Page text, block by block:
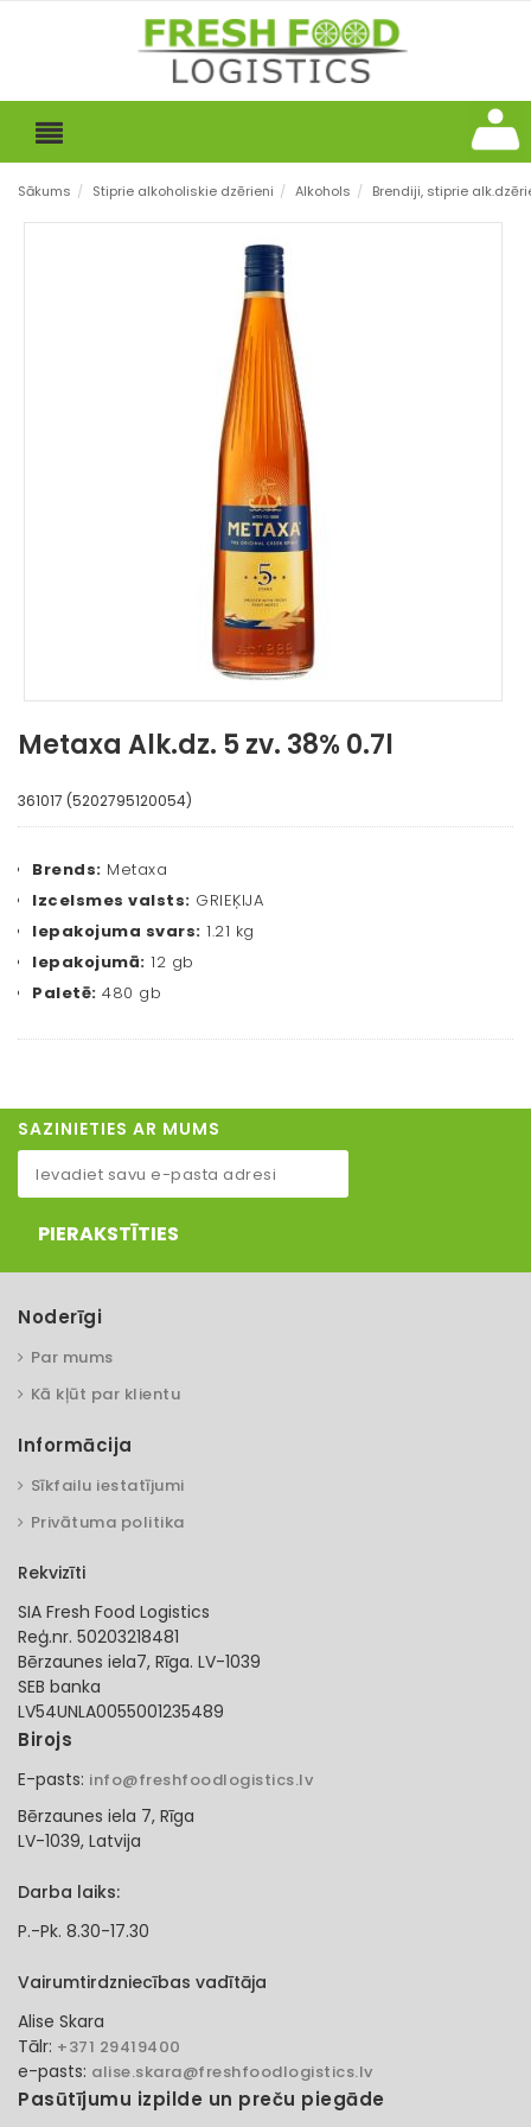
Sākums / Stiprie alkoholiskie dzērieni / Alkohols / Brendiji, stiprie
Metaxa Alk.dz. 5 zv. 38% 0.7l
361017 (5202795120054)
Brends: Metaxa
Izcelsmes valsts: GRIEĶIJA
Iepakojuma svars: 1.21 kg
Iepakojumā: 12 gb
Paletē: 480 gb
SAZINIETIES AR MUMS
PIERAKSTĪTIES
Noderīgi
Par mums
Kā kļūt par klientu
Informācija
Sīkfailu iestatījumi
Privātuma politika
Rekvizīti
SIA Fresh Food Logistics
Reģ.nr. 50203218481
Bērzaunes iela7, Rīga. LV-1039
SEB banka
LV54UNLA0055001235489
Birojs
E-pasts: info@freshfoodlogistics.lv
Bērzaunes iela 7, Rīga
LV-1039, Latvija
Darba laiks:
P.-Pk. 8.30-17.30
Vairumtirdzniecības vadītāja
Alise Skara
Tālr: +371 29419400
e-pasts: alise.skara@freshfoodlogistics.lv
Pasūtījumu izpilde un preču piegāde